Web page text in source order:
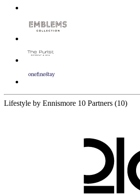
Lifestyle by Ennismore 10 Partners (10)